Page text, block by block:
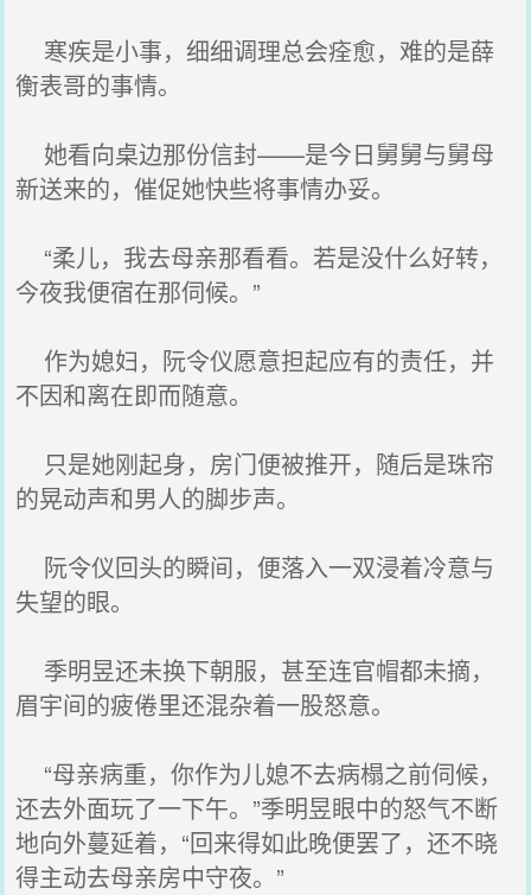
寒疾是小事，细细调理总会痊愈，难的是薛
衡表哥的事情。
她看向桌边那份信封——是今日舅舅与舅母
新送来的，催促她快些将事情办妥。
“柔儿，我去母亲那看看。若是没什么好转，
今夜我便宿在那伺候。”
作为媳妇，阮令仪愿意担起应有的责任，并
不因和离在即而随意。
只是她刚起身，房门便被推开，随后是珠帘
的晃动声和男人的脚步声。
阮令仪回头的瞬间，便落入一双浸着冷意与
失望的眼。
季明昱还未换下朝服，甚至连官帽都未摘，
眉宇间的疲倦里还混杂着一股怒意。
“母亲病重，你作为儿媳不去病榻之前伺候，
还去外面玩了一下午。”季明昱眼中的怒气不断
地向外蔓延着，“回来得如此晚便罢了，还不晓
得主动去母亲房中守夜。”